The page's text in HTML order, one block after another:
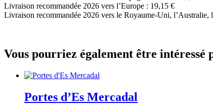
Livraison recommandée 2026 vers l’Europe : 19,15 €
Livraison recommandée 2026 vers le Royaume-Uni,
Vous pourriez également être intéressé
Portes d’Es Mercadal